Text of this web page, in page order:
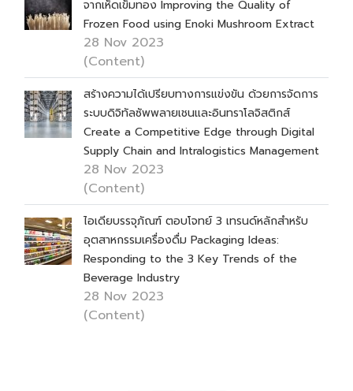
จากเห็ดเข็มทอง Improving the Quality of
Frozen Food using Enoki Mushroom Extract
28 Nov 2023
(Content)
สร้างความได้เปรียบทางการแข่งขัน ด้วยการจัดการ
ระบบดิจิทัลซัพพลายเชนและอินทราโลจิสติกส์
Create a Competitive Edge through Digital
Supply Chain and Intralogistics Management
28 Nov 2023
(Content)
ไอเดียบรรจุภัณฑ์ ตอบโจทย์ 3 เทรนด์หลักสำหรับ
อุตสาหกรรมเครื่องดื่ม Packaging Ideas:
Responding to the 3 Key Trends of the
Beverage Industry
28 Nov 2023
(Content)